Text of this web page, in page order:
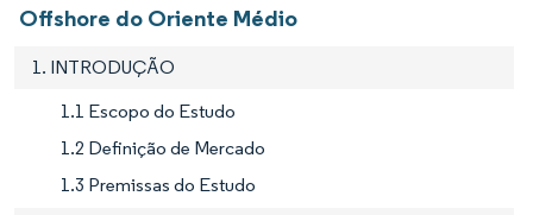
Offshore do Oriente Médio
1. INTRODUÇÃO
1.1 Escopo do Estudo
1.2 Definição de Mercado
1.3 Premissas do Estudo